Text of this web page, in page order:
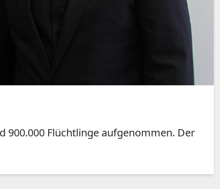
900.000 Flüchtlinge aufgenommen. Der